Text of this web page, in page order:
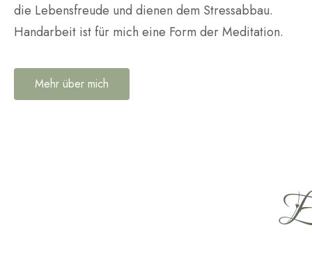
die Lebensfreude und dienen dem Stressabbau.
Handarbeit ist für mich eine Form der Meditation.
Mehr über mich